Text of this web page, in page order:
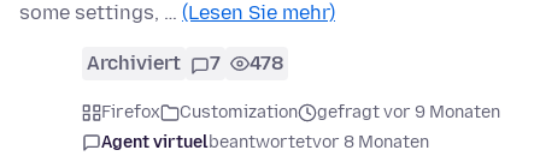
some settings, … (Lesen Sie mehr)
Archiviert 7 478
Firefox Customization
gefragt vor 9 Monaten
Agent virtuelbeantwortetvor 8 Monaten